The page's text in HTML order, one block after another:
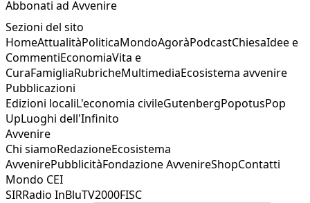
Abbonati ad Avvenire
Sezioni del sito
HomeAttualitàPoliticaMondoAgoràPodcastChiesaIdee e
CommentiEconomiaVita e
CuraFamigliaRubricheMultimediaEcosistema avvenire
Pubblicazioni
Edizioni localiL'economia civileGutenbergPopotusPop
UpLuoghi dell'Infinito
Avvenire
Chi siamoRedazioneEcosistema
AvvenirePubblicitàFondazione AvvenireShopContatti
Mondo CEI
SIRRadio InBluTV2000FISC